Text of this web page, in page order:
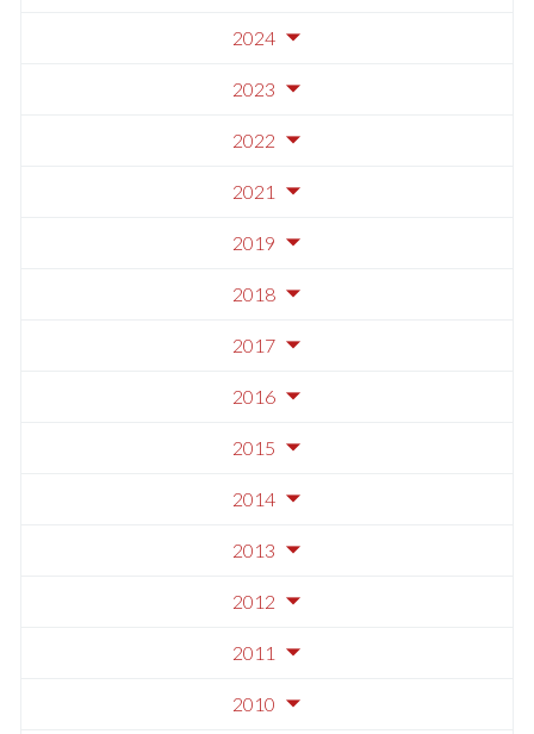
2024
2023
2022
2021
2019
2018
2017
2016
2015
2014
2013
2012
2011
2010